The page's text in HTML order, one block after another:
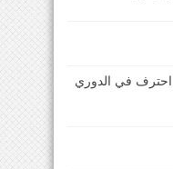
في الدوري